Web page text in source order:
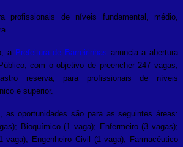
profissionais de níveis fundamental, médio,
a Prefeitura de Barreirinhas anuncia a abertura
com o objetivo de preencher 247 vagas,
reserva, para profissionais de níveis
e superior.
as oportunidades são para as seguintes áreas:
Bioquímico (1 vaga); Enfermeiro (3 vagas);
vaga); Engenheiro Civil (1 vaga); Farmacêutico